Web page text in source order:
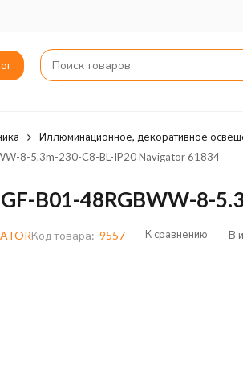
Иллюминационное, декоративное
8-5.3m-230-C8-BL-IP20 Navigator 61834
B01-48RGBWW-8-
Код товара: 9557 К сравнению В